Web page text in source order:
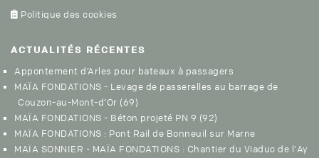
Politique des cookies
ACTUALITÉS RÉCENTES
Appontement d’Arles pour bateaux à passagers
MAÏA FONDATIONS - Levage de passerelles au barrage de
Couzon-au-Mont-d’Or (69)
MAÏA FONDATIONS - Béton projeté PN 9 (92)
MAÏA FONDATIONS : Pont Rail de Bonneuil sur Marne
MAÏA SONNIER - MAÏA FONDATIONS : Chantier du Viaduc de l'Ay